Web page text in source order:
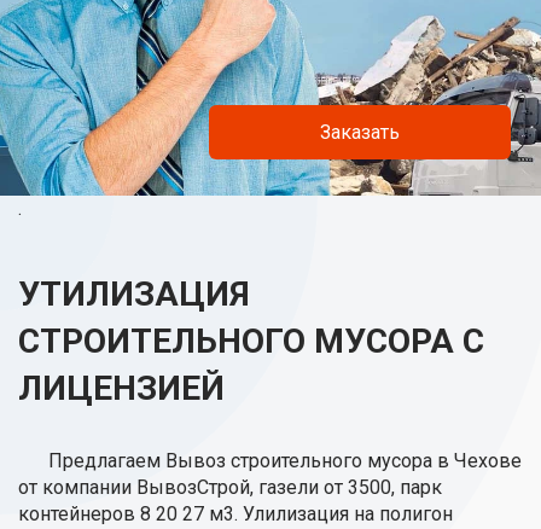
Заказать
.
УТИЛИЗАЦИЯ
СТРОИТЕЛЬНОГО МУСОРА С
ЛИЦЕНЗИЕЙ
Предлагаем Вывоз строительного мусора в Чехове
от компании ВывозСтрой, газели от 3500, парк
контейнеров 8 20 27 м3. Улилизация на полигон